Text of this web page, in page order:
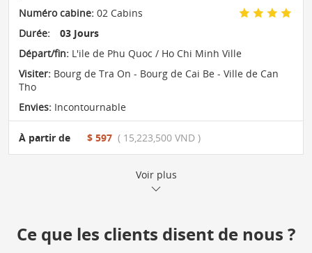
Numéro cabine: 02 Cabins
Durée:
03 Jours
Départ/fin: L'ile de Phu Quoc / Ho Chi Minh Ville
Visiter: Bourg de Tra On - Bourg de Cai Be - Ville de Can
Tho
Envies: Incontournable
À partir de $ 597 ( 15,223,500 VND )
Voir plus
Ce que les clients disent de nous ?